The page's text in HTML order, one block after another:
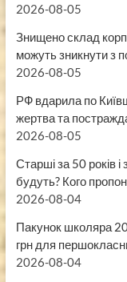
2026-08-05
Знищено склад
можуть зникнути з
2026-08-05
РФ вдарила по
жертва та
2026-08-05
Старші за 50 років
будуть? Кого
2026-08-04
Пакунок школяра
грн для
2026-08-04